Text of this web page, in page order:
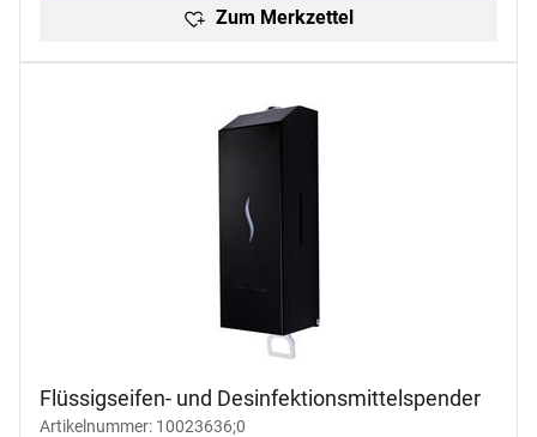
Zum Merkzettel
Flüssigseifen- und Desinfektionsmittelspender
Artikelnummer: 10023636;0